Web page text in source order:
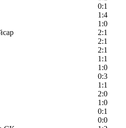
0:1
1:4
1:0
2:1
2:1
2:1
1:1
1:0
0:3
1:1
2:0
1:0
0:1
0:0